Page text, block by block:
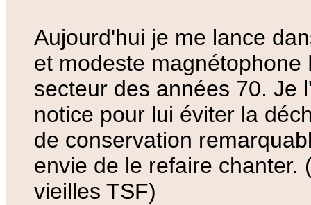
Aujourd'hui je me lance
et modeste magnétophone
secteur des années 70. Je
notice pour lui éviter la
de conservation
envie de le refaire chanter.
vieilles TSF)